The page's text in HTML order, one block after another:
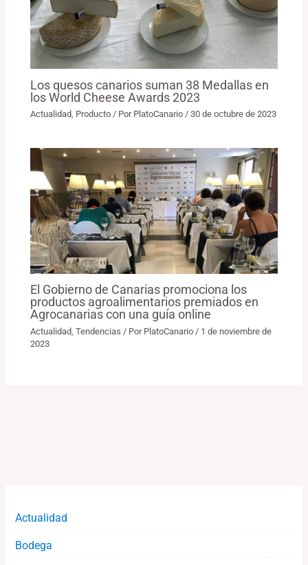
Los quesos canarios suman 38 Medallas en
los World Cheese Awards 2023
Actualidad, Producto / Por PlatoCanario/30 de octubre de 2023
El Gobierno de Canarias promociona los
productos agroalimentarios premiados en
Agrocanarias con una guía online
Actualidad ,Tendencias / Por PlatoCanario / 1 de noviembre de
2023
Actualidad
Bodega